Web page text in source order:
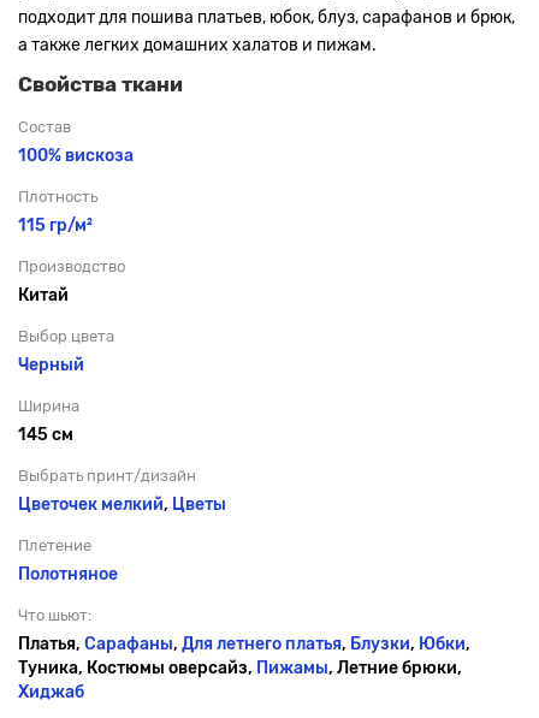
подходит для пошива платьев, юбок, блуз, сарафанов и брюк,
а также легких домашних халатов и пижам.
Свойства ткани
Состав
100% вискоза
Плотность
115 гр/м²
Производство
Китай
Выбор цвета
Черный
Ширина
145 см
Выбрать принт/дизайн
Цветочек мелкий, Цветы
Плетение
Полотняное
Что шьют:
Платья, Сарафаны, Для летнего платья, Блузки, Юбки,
Туника, Костюмы оверсайз, Пижамы, Летние брюки,
Хиджаб